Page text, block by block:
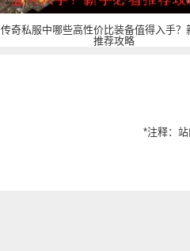
传奇私服中哪些高性价比装备值得入手？
推荐攻略
*注释：